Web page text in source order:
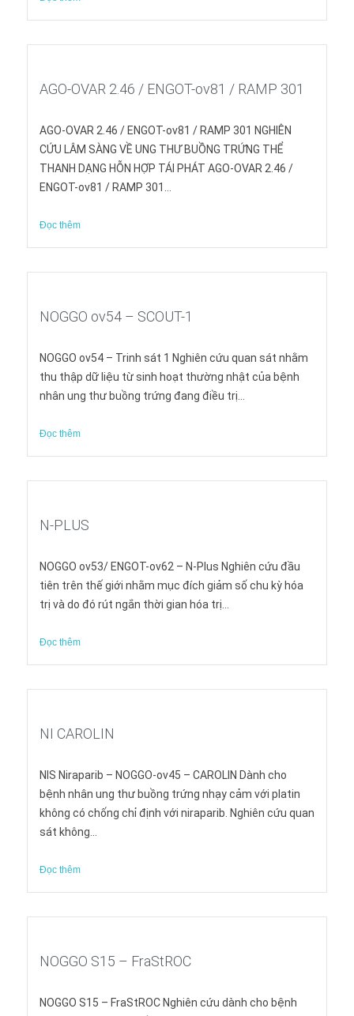
AGO-OVAR 2.46 / ENGOT-ov81 / RAMP 301
AGO-OVAR 2.46 / ENGOT-ov81 / RAMP 301 NGHIÊN
CỨU LÂM SÀNG VỀ UNG THƯ BUỒNG TRỨNG THỂ
THANH DẠNG HỖN HỢP TÁI PHÁT AGO-OVAR 2.46 /
ENGOT-ov81 / RAMP 301...
Đọc thêm
NOGGO ov54 – SCOUT-1
NOGGO ov54 – Trinh sát 1 Nghiên cứu quan sát nhằm
thu thập dữ liệu từ sinh hoạt thường nhật của bệnh
nhân ung thư buồng trứng đang điều trị...
Đọc thêm
N-PLUS
NOGGO ov53/ ENGOT-ov62 – N-Plus Nghiên cứu đầu
tiên trên thế giới nhằm mục đích giảm số chu kỳ hóa
trị và do đó rút ngắn thời gian hóa trị...
Đọc thêm
NI CAROLIN
NIS Niraparib – NOGGO-ov45 – CAROLIN Dành cho
bệnh nhân ung thư buồng trứng nhạy cảm với platin
không có chống chỉ định với niraparib. Nghiên cứu quan
sát không...
Đọc thêm
NOGGO S15 – FraStROC
NOGGO S15 – FraStROC Nghiên cứu dành cho bệnh